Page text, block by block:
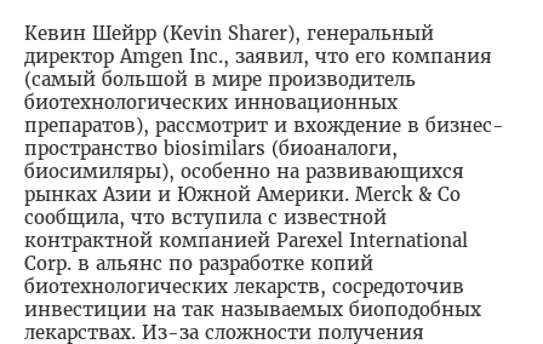
Кевин Шейрр (Kevin Sharer), генеральный
директор Amgen Inc., заявил, что его компания
(самый большой в мире производитель
биотехнологических инновационных
препаратов), рассмотрит и вхождение в бизнес-
пространство biosimilars (биоаналоги,
биосимиляры), особенно на развивающихся
рынках Азии и Южной Америки. Merck & Co
сообщила, что вступила с известной
контрактной компанией Parexel International
Corp. в альянс по разработке копий
биотехнологических лекарств, сосредоточив
инвестиции на так называемых биоподобных
лекарствах. Из-за сложности получения